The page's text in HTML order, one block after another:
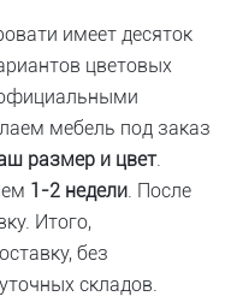
имеет десяток
цветовых
мебель под заказ
размер и цвет.
1-2 недели. После
Итого,
без
складов.